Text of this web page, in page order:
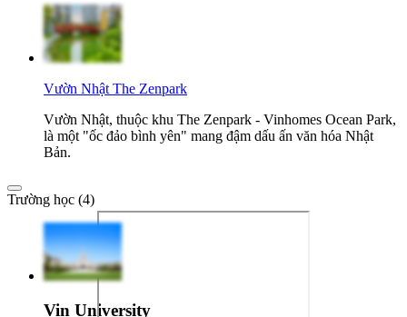
Vườn Nhật The Zenpark
Vườn Nhật, thuộc khu The Zenpark - Vinhomes Ocean Park,
là một "ốc đảo bình yên" mang đậm dấu ấn văn hóa Nhật
Bản.
Trường học (4)
Vin University